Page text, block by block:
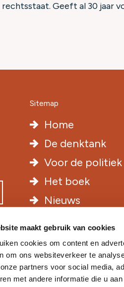
maakt gebruik van cookies
cookies om content en
om ons websiteverkeer te
partners voor social media,
met andere informatie die u
rechtsstaat. Geeft al 30 jaar
Sitemap
Home
De denktank
Voor de politiek
Het boek
Nieuws
voorwaarden